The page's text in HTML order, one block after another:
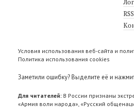
Условия использования веб-сайта и
Политика использования cookies
Заметили ошибку? Выделите её и
Для читателей: В России признаны
«Армия воли народа», «Русский